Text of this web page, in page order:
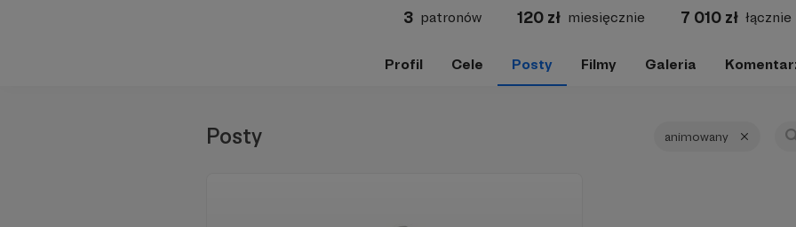
3 patronów 120 zł miesięcznie 7 010 zł łącznie
Profil Cele Posty Filmy Galeria
Posty animowany